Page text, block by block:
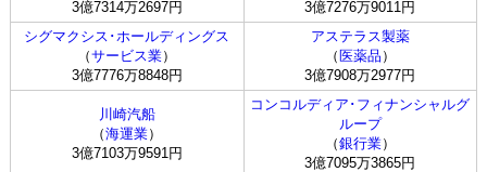
3億7314万2697円
3億7276万9011円
シグマクシス･ホールディングス
（サービス業）
3億7776万8848円
アステラス製薬
（ 医薬品 ）
3億7908万2977円
川崎汽船
（海運業）
3億7103万9591円
コンコルディア･フィナンシャルグ
ループ
（銀行業）
3億7095万3865円